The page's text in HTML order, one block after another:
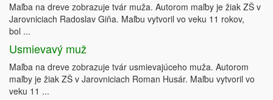
Maľba na dreve zobrazuje tvár muža. Autorom maľby je žiak ZŠ v
Jarovniciach Radoslav Giňa. Maľbu vytvoril vo veku 11 rokov,
bol ...
Usmievavý muž
Maľba na dreve zobrazuje tvár usmievajúceho muža. Autorom
maľby je žiak ZŠ v Jarovniciach Roman Husár. Maľbu vytvoril vo
veku 11 ...